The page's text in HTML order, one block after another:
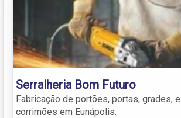
Serralheria Bom Futuro
Fabricação de portões, portas, grades,
corrimões em Eunápolis.